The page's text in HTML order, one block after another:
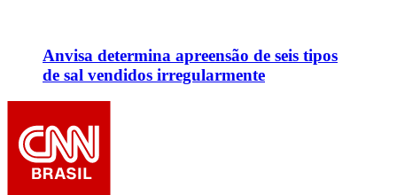
Anvisa determina apreensão de seis tipos
de sal vendidos irregularmente